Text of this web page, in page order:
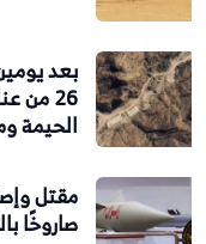
بعد
26 من
الحيمة
صاروخًا بالستيًا و15